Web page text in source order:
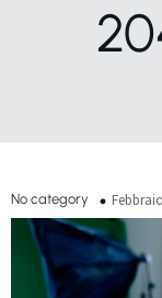
No category